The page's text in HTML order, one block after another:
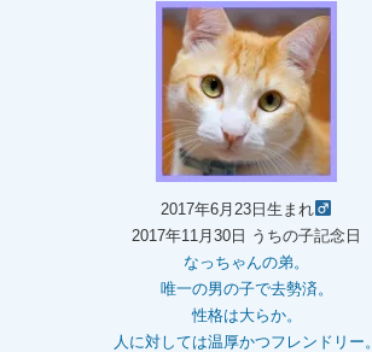
2017年6月23日生まれ
2017年11月30日 うちの子記念日
なっちゃんの弟。
唯一の男の子で去勢済。
性格は大らか。
人に対しては温厚かつフレンドリー。